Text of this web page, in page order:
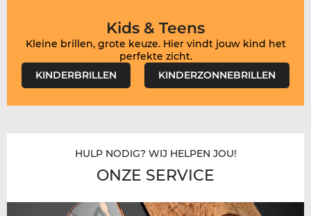
Kids & Teens
Kleine brillen, grote keuze. Hier vindt jouw kind het
perfekte zicht.
KINDERBRILLEN
KINDERZONNEBRILLEN
HULP NODIG? WIJ HELPEN JOU!
ONZE SERVICE​